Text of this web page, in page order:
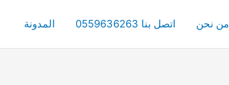
من نحن اتصل بنا 0559636263 المدونة